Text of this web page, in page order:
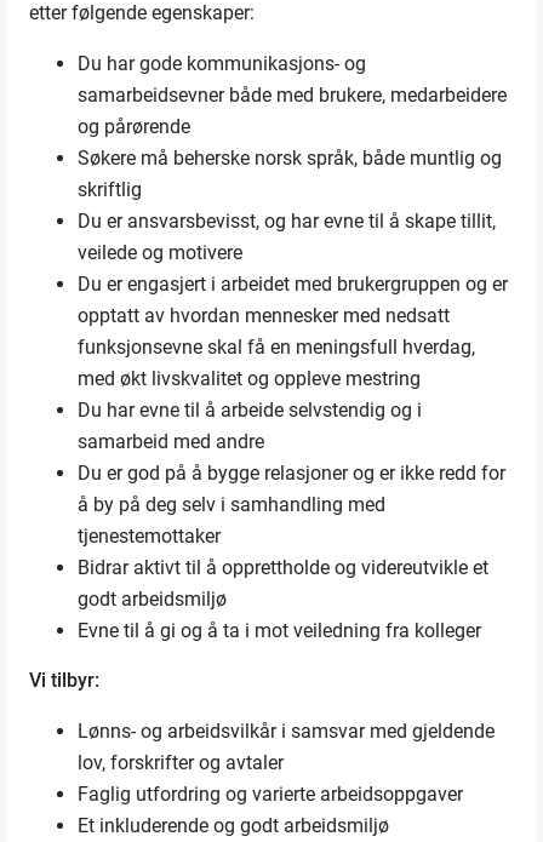
etter følgende egenskaper:
Du har gode kommunikasjons- og
samarbeidsevner både med brukere, medarbeidere
og pårørende
Søkere må beherske norsk språk, både muntlig og
skriftlig
Du er ansvarsbevisst, og har evne til å skape tillit,
veilede og motivere
Du er engasjert i arbeidet med brukergruppen og er
opptatt av hvordan mennesker med nedsatt
funksjonsevne skal få en meningsfull hverdag,
med økt livskvalitet og oppleve mestring
Du har evne til å arbeide selvstendig og i
samarbeid med andre
Du er god på å bygge relasjoner og er ikke redd for
å by på deg selv i samhandling med
tjenestemottaker
Bidrar aktivt til å opprettholde og videreutvikle et
godt arbeidsmiljø
Evne til å gi og å ta i mot veiledning fra kolleger
Vi tilbyr:
Lønns- og arbeidsvilkår i samsvar med gjeldende
lov, forskrifter og avtaler
Faglig utfordring og varierte arbeidsoppgaver
Et inkluderende og godt arbeidsmiljø